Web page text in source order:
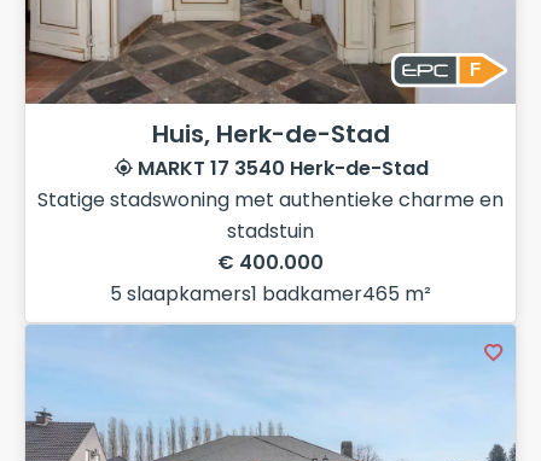
F
Huis, Herk-de-Stad
MARKT 17 3540 Herk-de-Stad
Statige stadswoning met authentieke charme en
stadstuin
€ 400.000
5 slaapkamers1 badkamer465 m²